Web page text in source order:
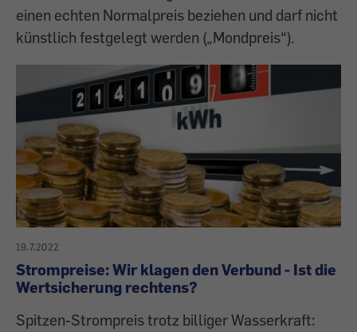
einen echten Normalpreis beziehen und darf nicht
künstlich festgelegt werden („Mondpreis“).
19.7.2022
Strompreise: Wir klagen den Verbund - Ist die
Wertsicherung rechtens?
Spitzen-Strompreis trotz billiger Wasserkraft: